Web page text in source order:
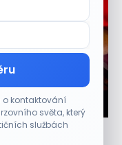
o kontaktování
světa, který
službách
o 28 %,